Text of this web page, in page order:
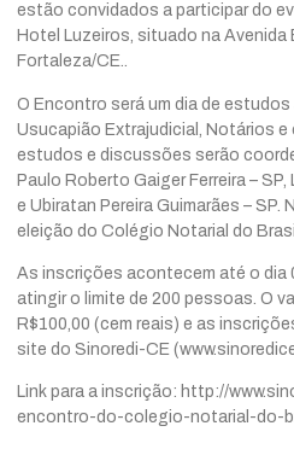
estão convidados a participar do
Hotel Luzeiros, situado na Avenida
Fortaleza/CE..
O Encontro será um dia de
Usucapião Extrajudicial, Notários e
estudos e discussões serão
Paulo Roberto Gaiger Ferreira –
e Ubiratan Pereira Guimarães –
eleição do Colégio Notarial do
As inscrições acontecem até o dia
atingir o limite de 200 pessoas. O
R$100,00 (cem reais) e as
site do Sinoredi-CE
Link para a inscrição: http://
encontro-do-colegio-notarial-do-